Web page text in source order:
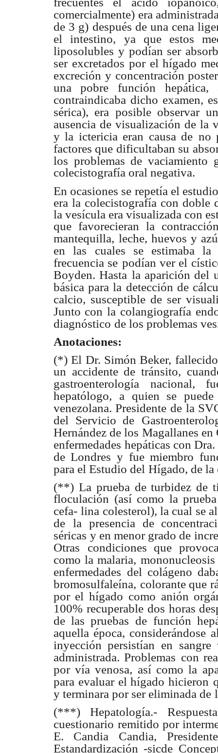
comercialmente) era
de 3 g) después de una cena
el intestino,
ya que estos
liposolubles y podían ser
ser excretados por el hígado
excreción y concentración
una pobre
función
contraindicaba dicho examen,
sérica), era posible observar
ausencia de visualización de la
y la ictericia eran causa de no
factores que dificultaban su
los problemas de vaciamiento
colecistografía oral negativa.
En ocasiones se repetía el
era la colecistografía con doble
la vesícula era visualizada con
que favorecieran la
mantequilla, leche, huevos y
en las
cuales se estimaba
frecuencia se podían ver el
Boyden. Hasta la aparición del
básica para la detección de
calcio, susceptible de ser
Junto con la colangiografía
diagnóstico de los problemas
Anotaciones:
(*) El Dr. Simón Beker,
un accidente de tránsito,
gastroenterología
nacional,
hepatólogo,
a quien se
venezolana. Presidente de la
del Servicio de
Hernández de los Magallanes en
enfermedades hepáticas con
de Londres y fue miembro
para el Estudio del Hígado, de la
(**) La prueba de turbidez de
floculación (así como la
cefa- lina colesterol), la cual se
de la presencia de
séricas y en menor grado de
Otras
condiciones que
como la malaria,
enfermedades del colágeno
bromosulfaleína, colorante que
por el hígado como anión
100% recuperable dos horas
de las pruebas de función
aquella época, considerándose
inyección persistían en
administrada. Problemas con
por vía venosa, así como la
para evaluar el hígado hicieron
y terminara por ser eliminada de
(***) Hepatología.-
cuestionario remitido por
E. Candia
Candia,
Estandardización -sicde